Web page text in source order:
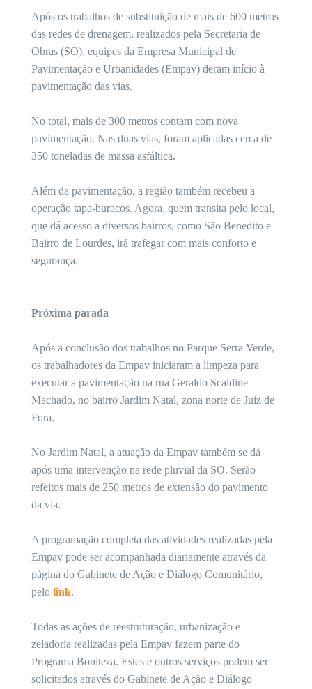
Após os trabalhos de substituição de mais de 600 metros
das redes de drenagem, realizados pela Secretaria de
Obras (SO), equipes da Empresa Municipal de
Pavimentação e Urbanidades (Empav) deram início à
pavimentação das vias.
No total, mais de 300 metros contam com nova
pavimentação. Nas duas vias, foram aplicadas cerca de
350 toneladas de massa asfáltica.
Além da pavimentação, a região também recebeu a
operação tapa-buracos. Agora, quem transita pelo local,
que dá acesso a diversos bairros, como São Benedito e
Bairro de Lourdes, irá trafegar com mais conforto e
segurança.
Próxima parada
Após a conclusão dos trabalhos no Parque Serra Verde,
os trabalhadores da Empav iniciaram a limpeza para
executar a pavimentação na rua Geraldo Scaldine
Machado, no bairro Jardim Natal, zona norte de Juiz de
Fora.
No Jardim Natal, a atuação da Empav também se dá
após uma intervenção na rede pluvial da SO. Serão
refeitos mais de 250 metros de extensão do pavimento
da via.
A programação completa das atividades realizadas pela
Empav pode ser acompanhada diariamente através da
página do Gabinete de Ação e Diálogo Comunitário,
pelo link.
Todas as ações de reestruturação, urbanização e
zeladoria realizadas pela Empav fazem parte do
Programa Boniteza. Estes e outros serviços podem ser
solicitados através do Gabinete de Ação e Diálogo